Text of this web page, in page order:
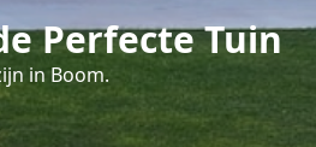
Perfecte Tuin
in Boom.